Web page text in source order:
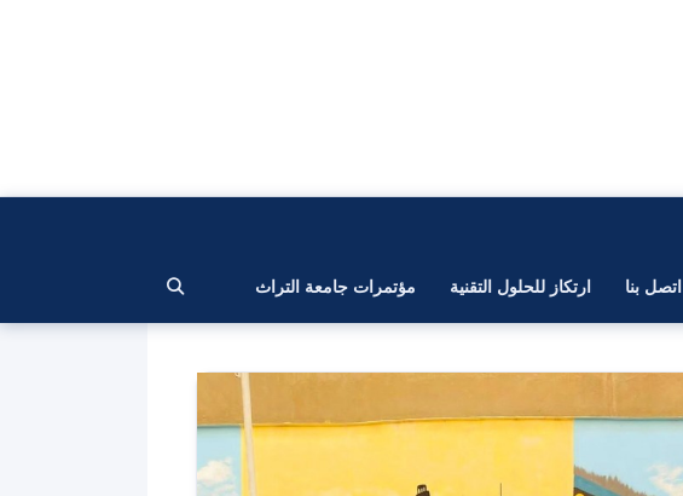
اتصل بنا ارتكاز للحلول التقنية مؤتمرات جامعة التراث